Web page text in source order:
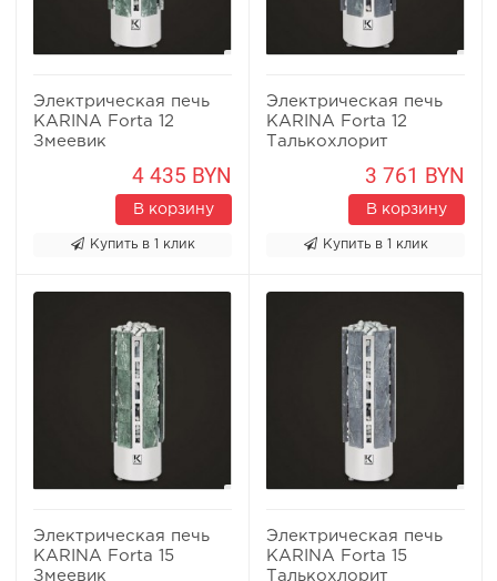
Электрическая печь
KARINA Forta 12
Змеевик
4 435 BYN
В корзину
Купить в 1 клик
Электрическая печь
KARINA Forta 12
Талькохлорит
3 761 BYN
В корзину
Купить в 1 клик
Электрическая печь
KARINA Forta 15
Змеевик
Электрическая печь
KARINA Forta 15
Талькохлорит